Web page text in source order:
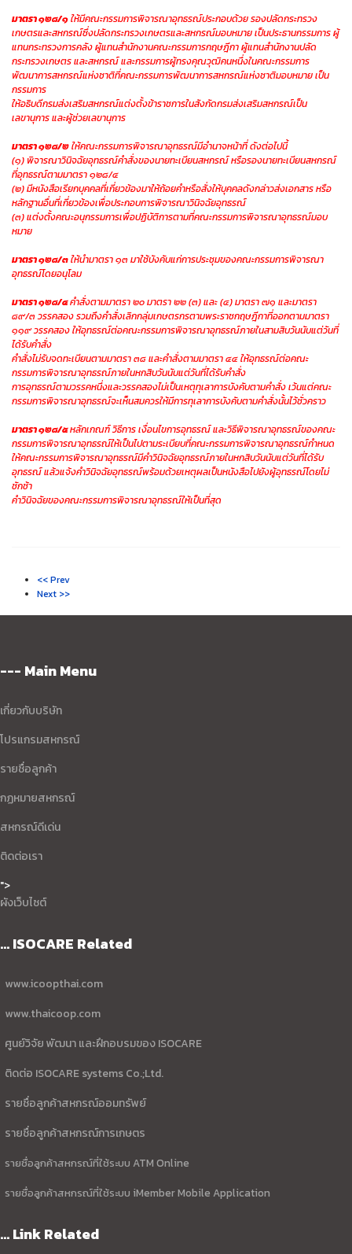
มาตรา ๑๒๘/๑ให้มีคณะกรรมการพิจารณาอุทธรณ์ประกอบด้วย รองปลัดกระทรวง
เกษตรและสหกรณ์ซึ่งปลัดกระทรวงเกษตรและสหกรณ์มอบหมาย เป็นประธานกรรมการ ผู้
แทนกระทรวงการคลัง ผู้แทนสำนักงานคณะกรรมการกฤษฎีกา ผู้แทนสำนักงานปลัด
กระทรวงเกษตร และสหกรณ์ และกรรมการผู้ทรงคุณวุฒิคนหนึ่งในคณะกรรมการ
พัฒนาการสหกรณ์แห่งชาติที่คณะกรรมการพัฒนาการสหกรณ์แห่งชาติมอบหมาย เป็น
กรรมการ
ให้อธิบดีกรมส่งเสริมสหกรณ์แต่งตั้งข้าราชการในสังกัดกรมส่งเสริมสหกรณ์เป็น
เลขานุการ และผู้ช่วยเลขานุการ
มาตรา ๑๒๘/๒ให้คณะกรรมการพิจารณาอุทธรณ์มีอำนาจหน้าที่ ดังต่อไปนี้
(๑) พิจารณาวินิจฉัยอุทธรณ์คำสั่งของนายทะเบียนสหกรณ์ หรือรองนายทะเบียนสหกรณ์
ที่อุทธรณ์ตามมาตรา ๑๒๘/๔
(๒) มีหนังสือเรียกบุคคลที่เกี่ยวข้องมาให้ถ้อยคำหรือสั่งให้บุคคลดังกล่าวส่งเอกสาร หรือ
หลักฐานอื่นที่เกี่ยวข้องเพื่อประกอบการพิจารณาวินิจฉัยอุทธรณ์
(๓) แต่งตั้งคณะอนุกรรมการเพื่อปฏิบัติการตามที่คณะกรรมการพิจารณาอุทธรณ์มอบ
หมาย
มาตรา ๑๒๘/๓ให้นำมาตรา ๑๓ มาใช้บังคับแก่การประชุมของคณะกรรมการพิจารณา
อุทธรณ์โดยอนุโลม
มาตรา ๑๒๘/๔คำสั่งตามมาตรา ๒๐ มาตรา ๒๒ (๓) และ (๔) มาตรา ๗๑ และมาตรา
๘๙/๓ วรรคสอง รวมถึงคำสั่งเลิกกลุ่มเกษตรกรตามพระราชกฤษฎีกาที่ออกตามมาตรา
๑๑๙ วรรคสอง ให้อุทธรณ์ต่อคณะกรรมการพิจารณาอุทธรณ์ภายในสามสิบวันนับแต่วันที่
ได้รับคำสั่ง
คำสั่งไม่รับจดทะเบียนตามมาตรา ๓๘ และคำสั่งตามมาตรา ๔๔ ให้อุทธรณ์ต่อคณะ
กรรมการพิจารณาอุทธรณ์ภายในหกสิบวันนับแต่วันที่ได้รับคำสั่ง
การอุทธรณ์ตามวรรคหนึ่งและวรรคสองไม่เป็นเหตุทุเลาการบังคับตามคำสั่ง เว้นแต่คณะ
กรรมการพิจารณาอุทธรณ์จะเห็นสมควรให้มีการทุเลาการบังคับตามคำสั่งนั้นไว้ชั่วคราว
มาตรา ๑๒๘/๕หลักเกณฑ์ วิธีการ เงื่อนไขการอุทธรณ์ และวิธีพิจารณาอุทธรณ์ของคณะ
กรรมการพิจารณาอุทธรณ์ให้เป็นไปตามระเบียบที่คณะกรรมการพิจารณาอุทธรณ์กำหนด
ให้คณะกรรมการพิจารณาอุทธรณ์มีคำวินิจฉัยอุทธรณ์ภายในหกสิบวันนับแต่วันที่ได้รับ
อุทธรณ์ แล้วแจ้งคำวินิจฉัยอุทธรณ์พร้อมด้วยเหตุผลเป็นหนังสือไปยังผู้อุทธรณ์โดยไม่
ชักช้า
คำวินิจฉัยของคณะกรรมการพิจารณาอุทธรณ์ให้เป็นที่สุด
<< Prev
Next >>
--- Main Menu
เกี่ยวกับบริษัท
โปรแกรมสหกรณ์
รายชื่อลูกค้า
กฏหมายสหกรณ์
สหกรณ์ดีเด่น
ติดต่อเรา
">
ผังเว็บไซต์
... ISOCARE Related
www.icoopthai.com
www.thaicoop.com
ศูนย์วิจัย พัฒนา และฝึกอบรมของ ISOCARE
ติดต่อ ISOCARE systems Co.;Ltd.
รายชื่อลูกค้าสหกรณ์ออมทรัพย์
รายชื่อลูกค้าสหกรณ์การเกษตร
รายชื่อลูกค้าสหกรณ์ที่ใช้ระบบ ATM Online
รายชื่อลูกค้าสหกรณ์ที่ใช้ระบบ iMember Mobile Application
... Link Related